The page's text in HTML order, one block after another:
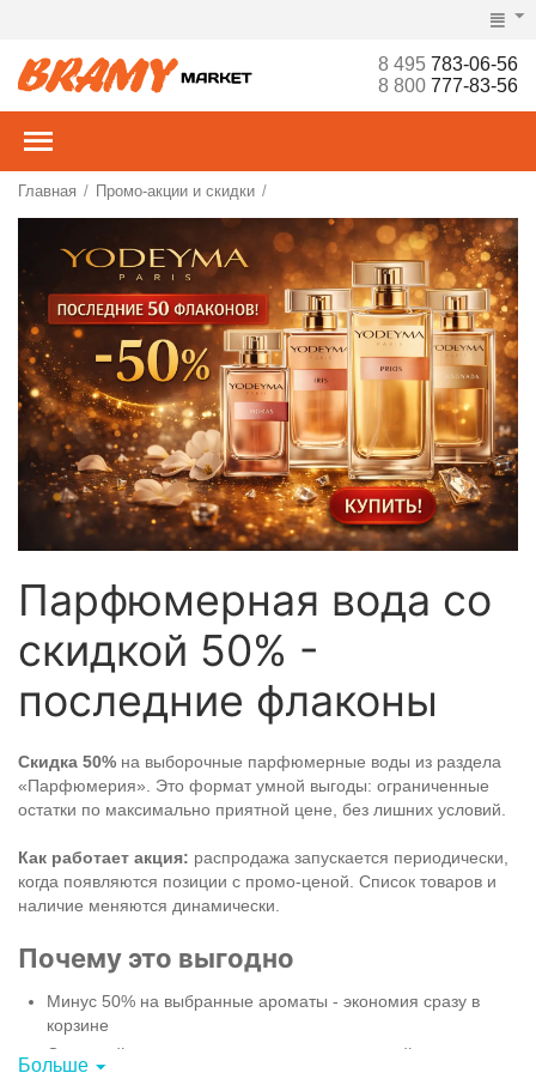
8 495783-06-56
8 800777-83-56
Главная / Промо-акции и скидки /
Парфюмерная вода со
скидкой 50% -
последние флаконы
Скидка 50% на выборочные парфюмерные воды из раздела
«Парфюмерия». Это формат умной выгоды: ограниченные
остатки по максимально приятной цене, без лишних условий.
Как работает акция: распродажа запускается периодически,
когда появляются позиции с промо-ценой. Список товаров и
наличие меняются динамически.
Почему это выгодно
Минус 50% на выбранные ароматы - экономия сразу в
корзине
Отличный вариант для тех, кто уже знает свой аромат и
Больше